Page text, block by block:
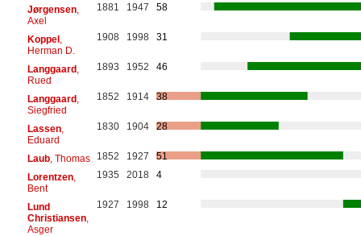
Jørgensen,
Axel
1881 1947 58
Koppel,
Herman D.
1908 1998 31
Langgaard,
Rued
1893 1952 46
Langgaard,
Siegfried
1852 1914 38
Lassen,
Eduard
1830 1904 28
Laub, Thomas 1852 1927
51
Lorentzen,
Bent
1935 2018 4
Lund
Christiansen,
Asger
1927 1998 12